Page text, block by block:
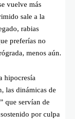
vuelve más
sale a la
rabias
preferías no
menos aún.
hipocresía
las dinámicas de
que servían de
por culpa